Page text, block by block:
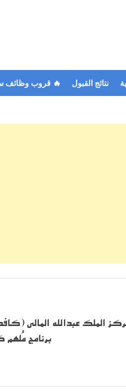
نتائج القبول 🔥 قروب وظائف
الملك عبدالله المالي
برنامج مُلهم